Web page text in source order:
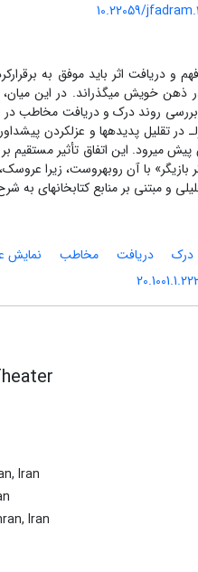
10.22059/
و دریافت اثر ‏باید موفق به
در ذهن خویش می‏گذراند. در این
روند درک و دریافت مخاطب در
در تقلیل پدیده‏ها و عزل‏کردن
می‏‏رود. این اتفاق تأثیر مستقیم
بازیگر» با آن روبه‏روست، زیرا
و مبتنی بر منابع کتابخانه‏ای به
درک دریافت مخاطب
نمایش
Iran
Iran